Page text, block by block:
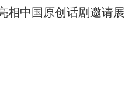
相中国原创话剧邀请展